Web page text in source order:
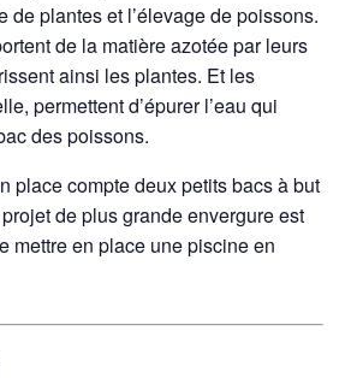
de plantes et l’élevage de poissons.
de la matière azotée par leurs
ainsi les plantes. Et les
permettent d’épurer l’eau qui
des poissons.
place compte deux petits bacs à but
de plus grande envergure est
mettre en place une piscine en